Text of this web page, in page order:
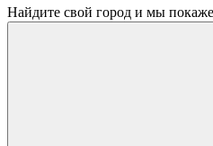
Найдите свой город и мы